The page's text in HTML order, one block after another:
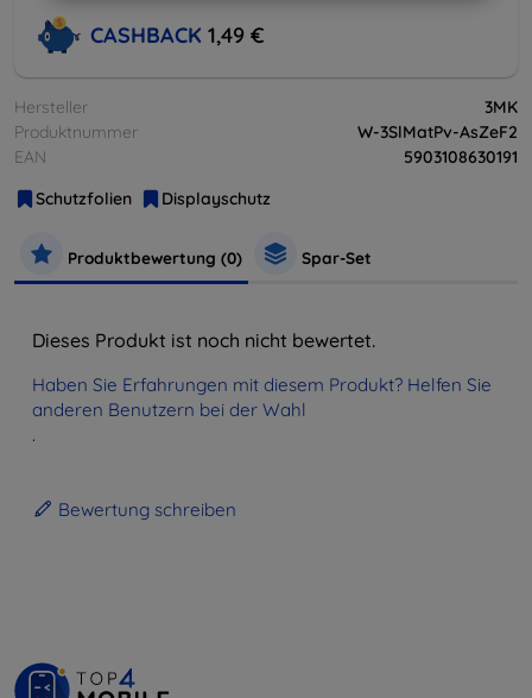
CASHBACK 1,49 €
Hersteller
3MK
Produktnummer
W-3SlMatPv-AsZeF2
EAN
5903108630191
Schutzfolien
Displayschutz
Produktbewertung (0) Spar-Set
Dieses Produkt ist noch nicht bewertet.
Haben Sie Erfahrungen mit diesem Produkt? Helfen Sie
anderen Benutzern bei der Wahl
.
Bewertung schreiben